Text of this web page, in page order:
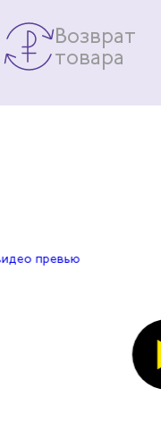
Возврат
товара